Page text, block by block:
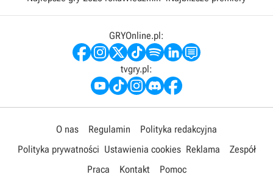
GRYOnline.pl:
tvgry.pl:
O nas Regulamin
Polityka redakcyjna
Polityka prywatności Ustawienia cookies Reklama
Zespół
Praca
Kontakt Pomoc